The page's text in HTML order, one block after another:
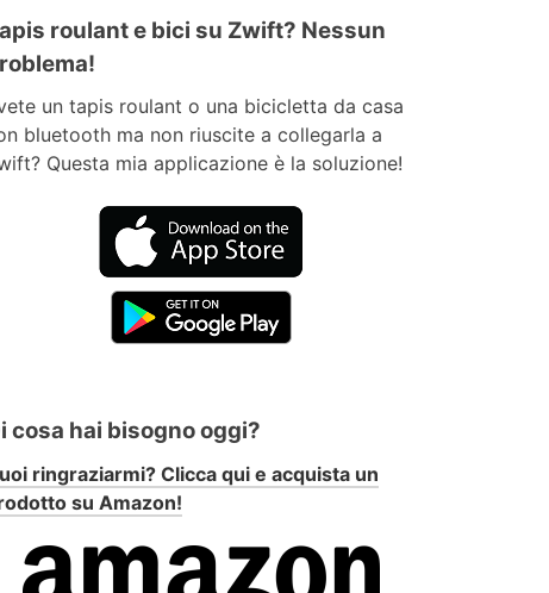
roulant e bici su Zwift? Nessun
un tapis roulant o una bicicletta da casa
bluetooth ma non riuscite a collegarla a
Questa mia applicazione è la soluzione!
cosa hai bisogno oggi?
ringraziarmi? Clicca qui e acquista un
su Amazon!